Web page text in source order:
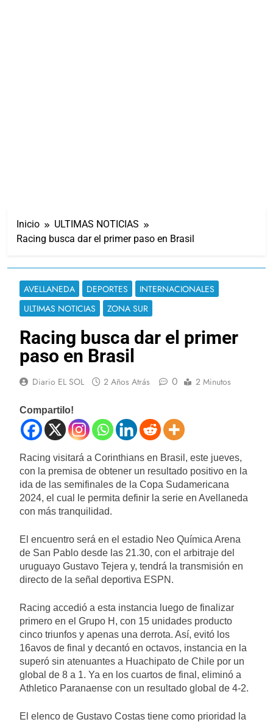
Inicio
ULTIMAS NOTICIAS
Racing busca dar el primer paso en Brasil
AVELLANEDA DEPORTES
INTERNACIONALES
ULTIMAS NOTICIAS
ZONA SUR
Racing busca dar el primer
paso en Brasil
Diario EL SOL 2 Años Atrás 0 2 Minutos
Compartilo!
Racing visitará a Corinthians en Brasil, este jueves,
con la premisa de obtener un resultado positivo en la
ida de las semifinales de la Copa Sudamericana
2024, el cual le permita definir la serie en Avellaneda
con más tranquilidad.
El encuentro será en el estadio Neo Química Arena
de San Pablo desde las 21.30, con el arbitraje del
uruguayo Gustavo Tejera y, tendrá la transmisión en
directo de la señal deportiva ESPN.
Racing accedió a esta instancia luego de finalizar
primero en el Grupo H, con 15 unidades producto
cinco triunfos y apenas una derrota. Así, evitó los
16avos de final y decantó en octavos, instancia en la
superó sin atenuantes a Huachipato de Chile por un
global de 8 a 1. Ya en los cuartos de final, eliminó a
Athletico Paranaense con un resultado global de 4-2.
El elenco de Gustavo Costas tiene como prioridad la